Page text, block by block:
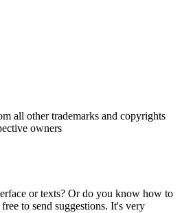
all other trademarks and copyrights
owners
or texts? Or do you know how to
to send suggestions. It's very